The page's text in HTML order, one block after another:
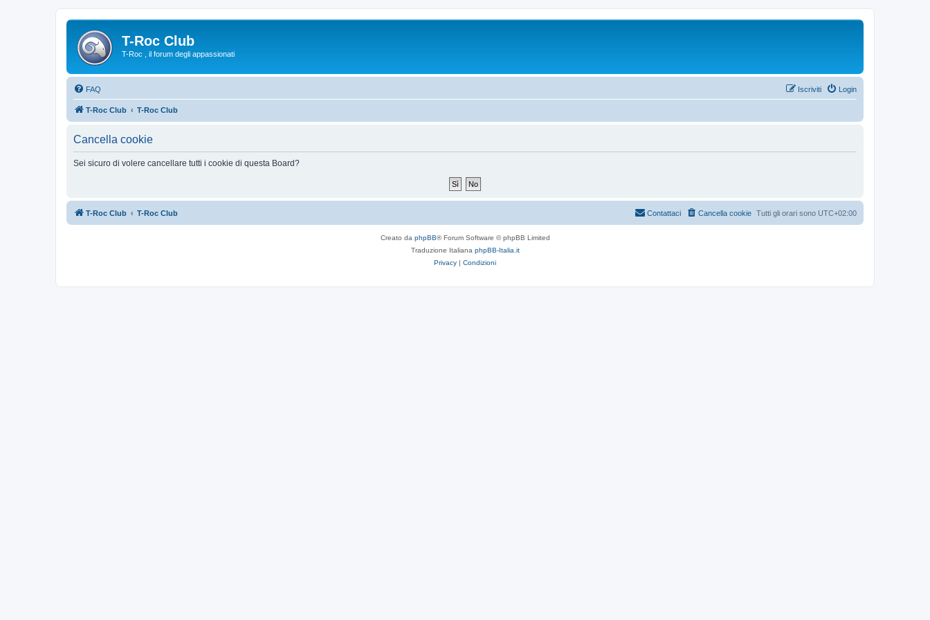
T-Roc Club
T-Roc , il forum degli appassionati
FAQ Login
Iscriviti
T-Roc Club T-Roc Club
Cancella cookie
Sei sicuro di volere cancellare tutti i cookie di questa Board?
T-Roc Club T-Roc Club Tutti gli orari sono UTC+02:00
Cancella cookie
Contattaci
Creato da phpBB® Forum Software © phpBB Limited
Traduzione Italiana phpBB-Italia.it
Privacy | Condizioni